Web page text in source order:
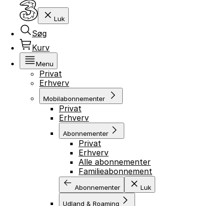
Luk
Søg
Kurv
Menu
Privat
Erhverv
Mobilabonnementer
Privat
Erhverv
Abonnementer
Privat
Erhverv
Alle abonnementer
Familieabonnement
Abonnementer Luk
Udland & Roaming